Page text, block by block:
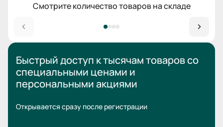
Смотрите количество товаров на складе
Быстрый доступ к тысячам товаровсо
специальными ценами и
персональными акциями
Открывается сразу после регистрации